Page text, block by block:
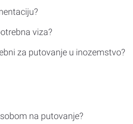
viza?
za putovanje u inozemstvo?
na putovanje?